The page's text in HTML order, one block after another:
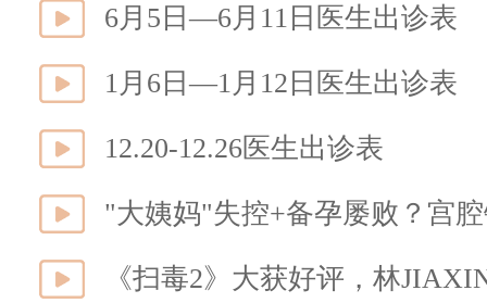
6月5日—6月11日医生出诊表
1月6日—1月12日医生出诊表
12.20-12.26医生出诊表
"大姨妈"失控+备孕屡败？宫
《扫毒2》大获好评，林